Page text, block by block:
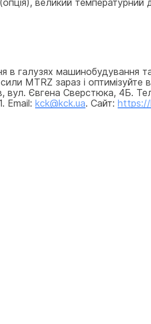
в галузях машинобудування
MTRZ зараз і оптимізуйте
вул. Євгена Сверстюка, 4Б.
Email: kck@kck.ua. Сайт: https://